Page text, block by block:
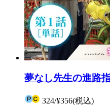
夢なし先生の進路
324/¥356(税込)